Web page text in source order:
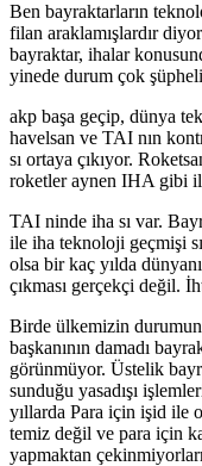
Ben bayraktarların
filan araklamışlardır
bayraktar, ihalar
yinede durum çok
akp başa geçip, dünya
havelsan ve TAI nın
sı ortaya çıkıyor.
roketler aynen IHA gibi
TAI ninde iha sı var.
ile iha teknoloji geçmişi
olsa bir kaç yılda
çıkması gerçekçi değil.
Birde ülkemizin
başkanının damadı
görünmüyor. Üstelik
sunduğu yasadışı
yıllarda Para için işid ile
temiz değil ve para için
yapmaktan